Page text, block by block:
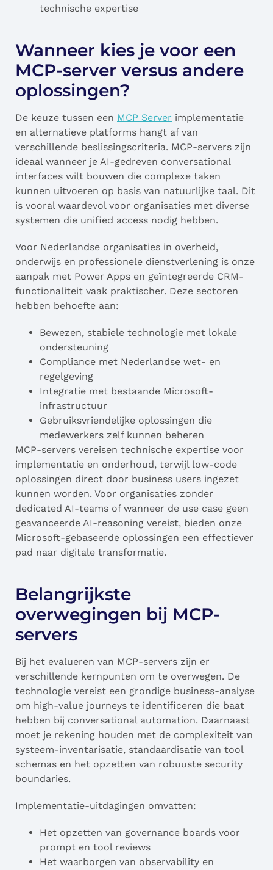
technische expertise
Wanneer kies je voor een
MCP-server versus andere
oplossingen?
De keuze tussen een MCP Server implementatie
en alternatieve platforms hangt af van
verschillende beslissingscriteria. MCP-servers zijn
ideaal wanneer je AI-gedreven conversational
interfaces wilt bouwen die complexe taken
kunnen uitvoeren op basis van natuurlijke taal. Dit
is vooral waardevol voor organisaties met diverse
systemen die unified access nodig hebben.
Voor Nederlandse organisaties in overheid,
onderwijs en professionele dienstverlening is onze
aanpak met Power Apps en geïntegreerde CRM-
functionaliteit vaak praktischer. Deze sectoren
hebben behoefte aan:
Bewezen, stabiele technologie met lokale
ondersteuning
Compliance met Nederlandse wet- en
regelgeving
Integratie met bestaande Microsoft-
infrastructuur
Gebruiksvriendelijke oplossingen die
medewerkers zelf kunnen beheren
MCP-servers vereisen technische expertise voor
implementatie en onderhoud, terwijl low-code
oplossingen direct door business users ingezet
kunnen worden. Voor organisaties zonder
dedicated AI-teams of wanneer de use case geen
geavanceerde AI-reasoning vereist, bieden onze
Microsoft-gebaseerde oplossingen een effectiever
pad naar digitale transformatie.
Belangrijkste
overwegingen bij MCP-
servers
Bij het evalueren van MCP-servers zijn er
verschillende kernpunten om te overwegen. De
technologie vereist een grondige business-analyse
om high-value journeys te identificeren die baat
hebben bij conversational automation. Daarnaast
moet je rekening houden met de complexiteit van
systeem-inventarisatie, standaardisatie van tool
schemas en het opzetten van robuuste security
boundaries.
Implementatie-uitdagingen omvatten:
Het opzetten van governance boards voor
prompt en tool reviews
Het waarborgen van observability en